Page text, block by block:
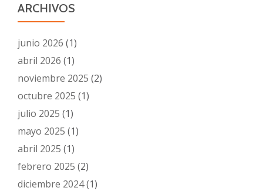
ARCHIVOS
junio 2026 (1)
abril 2026 (1)
noviembre 2025 (2)
octubre 2025 (1)
julio 2025 (1)
mayo 2025 (1)
abril 2025 (1)
febrero 2025 (2)
diciembre 2024(1)